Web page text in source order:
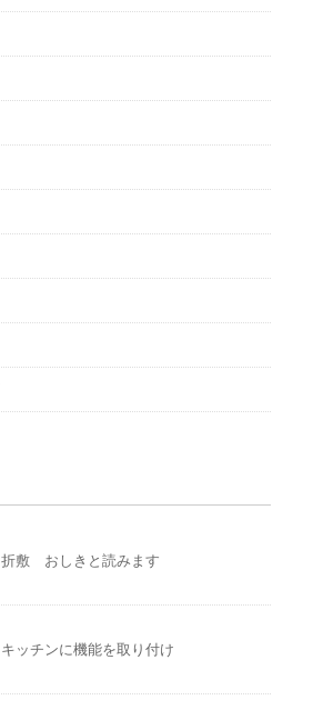
折敷 おしきと読みます
キッチンに機能を取り付け